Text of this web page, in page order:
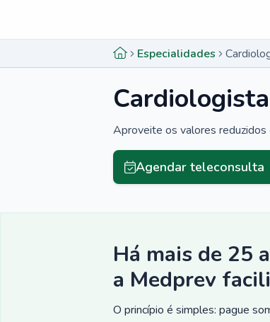
Especialidades
Aproveite os valores reduzidos
Agendar teleconsulta
Há mais de 25
a Medprev
O princípio é simples: pague